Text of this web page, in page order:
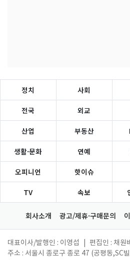
정치 사회
전국 외교
산업 부동산
생활·문화 연예
오피니언 핫이슈
TV 속보
회사소개 광고/제휴·구매문의
대표이사/발행인 : 이영섭 편집인 : 채원
주소 : 서울시 종로구 종로 47 (공평동,SC